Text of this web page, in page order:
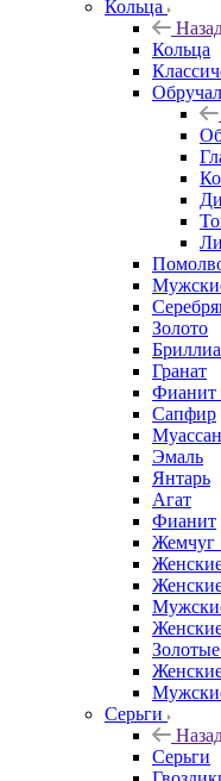
Кольца
Кольца
Золото
Гранат
Фианит
Сапфир
Эмаль
Янтарь
Агат
Фианит
Жемчуг
Серьги
Серьги